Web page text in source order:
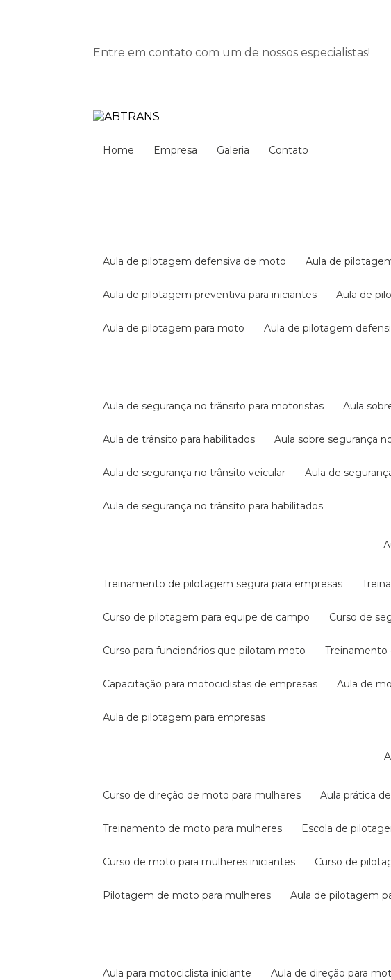
Entre em contato com um de nossos especialistas!
Home Empresa Galeria Contato
aula de pilotagem defensiva de moto aula de
aula de pilotagem preventiva para iniciantes aula de
aula de pilotagem para moto aula de pilotagem
aula de segurança no trânsito para motoristas aula
aula de trânsito para habilitados aula sobre segurança
aula de segurança no trânsito veicular aula de
aula de segurança no trânsito para habilitados
treinamento de pilotagem segura para empresas
curso de pilotagem para equipe de campo curso de
curso para funcionários que pilotam moto
capacitação para motociclistas de empresas aula de
aula de pilotagem para empresas
curso de direção de moto para mulheres aula prática
treinamento de moto para mulheres escola de
curso de moto para mulheres iniciantes curso de
pilotagem de moto para mulheres aula de pilotagem
aula para motociclista iniciante aula de direção para